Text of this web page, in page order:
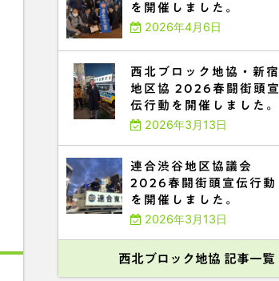
を開催しました。
2026年4月6日
西北ブロック地協・新宿
地区協 2026春闘街頭宣
伝行動を開催しました。
2026年3月13日
連合渋谷地区協議会
2026春闘街頭宣伝行動
を開催しました。
2026年3月13日
西北ブロック地協 記事一覧